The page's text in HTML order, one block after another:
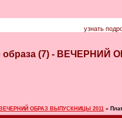
узнать
образа (7) -
ВЕЧЕРНИЙ ОБРАЗ ВЫПУСКНИЦЫ 2011 »